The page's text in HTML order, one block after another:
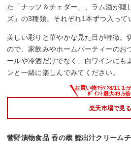
た「ナッツ＆チェダー」、ラム酒が隠
ズ」の3種類。それぞれ1本ずつ入って
美しい彩りと華やかな見た目が特徴。
ので、家飲みやホームパーティーのお
ールや冷酒だけでなく、白ワインにも
ンと一緒に楽しんでみてください。
楽天市場で見る
菅野漬物食品 香の蔵 鰹出汁クリーム